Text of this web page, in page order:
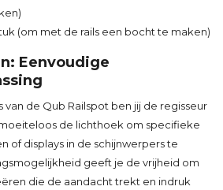
(om met de rails een bocht te maken)
Eenvoudige
de Qub Railspot ben jij de regisseur
de lichthoek om specifieke
of displays in de schijnwerpers te
geeft je de vrijheid om
die de aandacht trekt en indruk